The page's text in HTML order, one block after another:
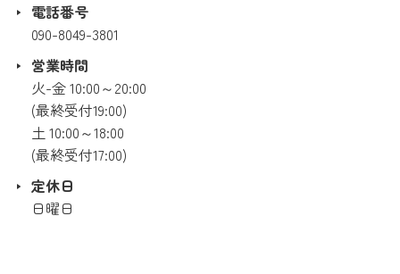
電話番号
090-8049-3801
営業時間
火-金 10:00～20:00
(最終受付19:00)
土 10:00～18:00
(最終受付17:00)
定休日
日曜日